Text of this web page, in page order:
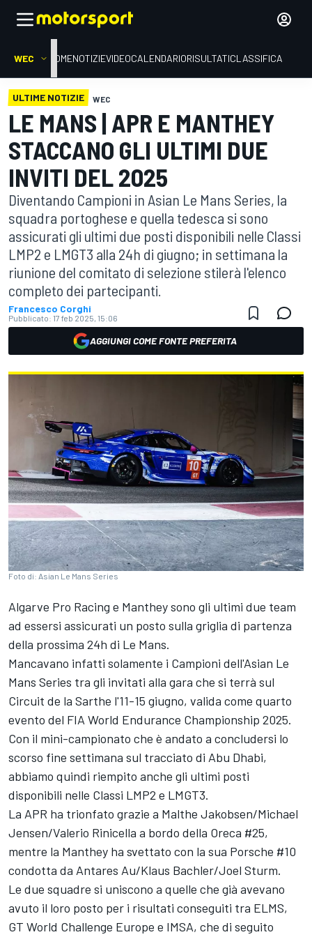
WEC HOMENOTIZIEVIDEOCALENDARIORISULTATICLASSIFICA
ULTIME NOTIZIE WEC
LE MANS | APR E MANTHEY
STACCANO GLI ULTIMI DUE
INVITI DEL 2025
Diventando Campioni in Asian Le Mans Series, la
squadra portoghese e quella tedesca si sono
assicurati gli ultimi due posti disponibili nelle Classi
LMP2 e LMGT3 alla 24h di giugno; in settimana la
riunione del comitato di selezione stilerà l'elenco
completo dei partecipanti.
Francesco Corghi
Pubblicato: 17 feb 2025, 15:06
AGGIUNGI COME FONTE PREFERITA
Foto di: Asian Le Mans Series
Algarve Pro Racing e Manthey sono gli ultimi due team
ad essersi assicurati un posto sulla griglia di partenza
della prossima 24h di Le Mans.
Mancavano infatti solamente i Campioni dell'Asian Le
Mans Series tra gli invitati alla gara che si terrà sul
Circuit de la Sarthe l'11-15 giugno, valida come quarto
evento del FIA World Endurance Championship 2025.
Con il mini-campionato che è andato a concludersi lo
scorso fine settimana sul tracciato di Abu Dhabi,
abbiamo quindi riempito anche gli ultimi posti
disponibili nelle Classi LMP2 e LMGT3.
La APR ha trionfato grazie a Malthe Jakobsen/Michael
Jensen/Valerio Rinicella a bordo della Oreca #25,
mentre la Manthey ha svettato con la sua Porsche #10
condotta da Antares Au/Klaus Bachler/Joel Sturm.
Le due squadre si uniscono a quelle che già avevano
avuto il loro posto per i risultati conseguiti tra ELMS,
GT World Challenge Europe e IMSA, che di seguito